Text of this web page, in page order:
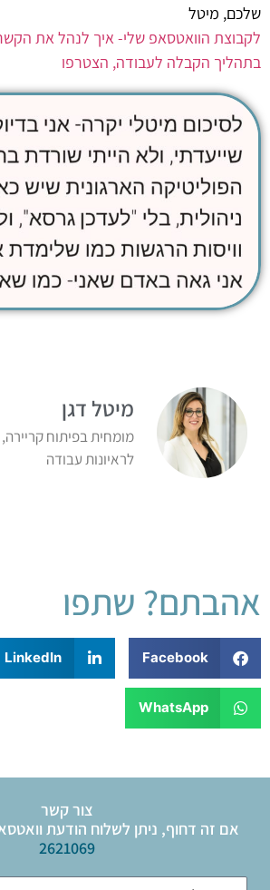
שלכם, מיטל
לקבוצת הוואטסאפ שלי- איך לנהל את
בתהליך הקבלה לעבודה, הצטרפו
מיטל דגן
מומחית בפיתוח קריירה,
לראיונות עבודה
אהבתם? שתפו
Facebook
LinkedIn
WhatsApp
צור קשר
אם זה דחוף, ניתן לשלוח הודעת
2621069